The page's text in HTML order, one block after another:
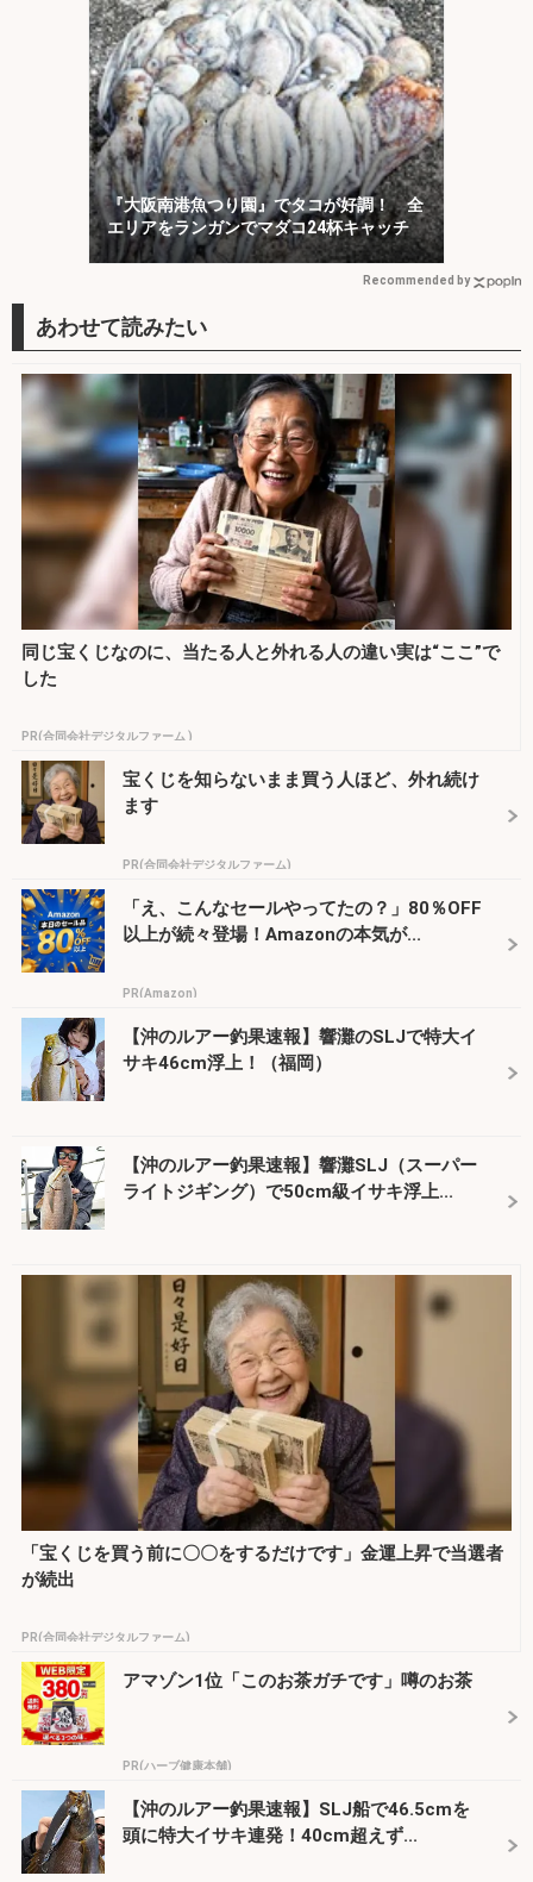
『大阪南港魚つり園』でタコが好調！ 全
エリアをランガンでマダコ24杯キャッチ
Recommended by
同じ宝くじなのに、当たる人と外れる人の違い実は“ここ”で
した
PR(合同会社デジタルファーム )
宝くじを知らないまま買う人ほど、外れ続け
ます
PR(合同会社デジタルファーム)
「え、こんなセールやってたの？」80％OFF
以上が続々登場！Amazonの本気が...
PR(Amazon)
【沖のルアー釣果速報】響灘のSLJで特大イ
サキ46cm浮上！（福岡）
【沖のルアー釣果速報】響灘SLJ（スーパー
ライトジギング）で50cm級イサキ浮上...
「宝くじを買う前に〇〇をするだけです」金運上昇で当選者
が続出
PR(合同会社デジタルファーム)
アマゾン1位「このお茶ガチです」噂のお茶
PR(ハーブ健康本舗)
【沖のルアー釣果速報】SLJ船で46.5cmを
頭に特大イサキ連発！40cm超えず...